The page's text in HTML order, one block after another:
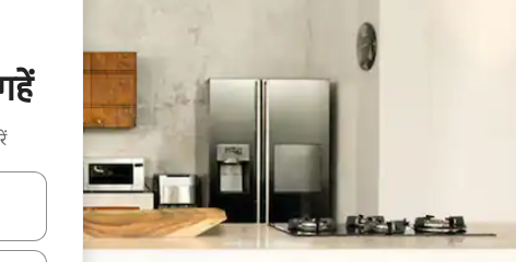
करके नेविगेट करें या टच या फिर स्वाइप जेस्चर का इस्तेमाल करके एक्सप्लोर करें।